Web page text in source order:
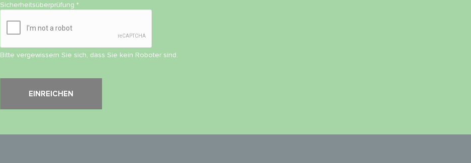
Sicherheitsüberprüfung*
Bitte vergewissern Sie sich, dass Sie kein Roboter sind.